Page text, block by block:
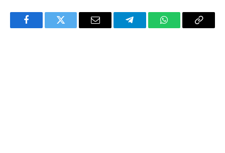
FacebookTwitter Email TelegramWhatsAppCopy